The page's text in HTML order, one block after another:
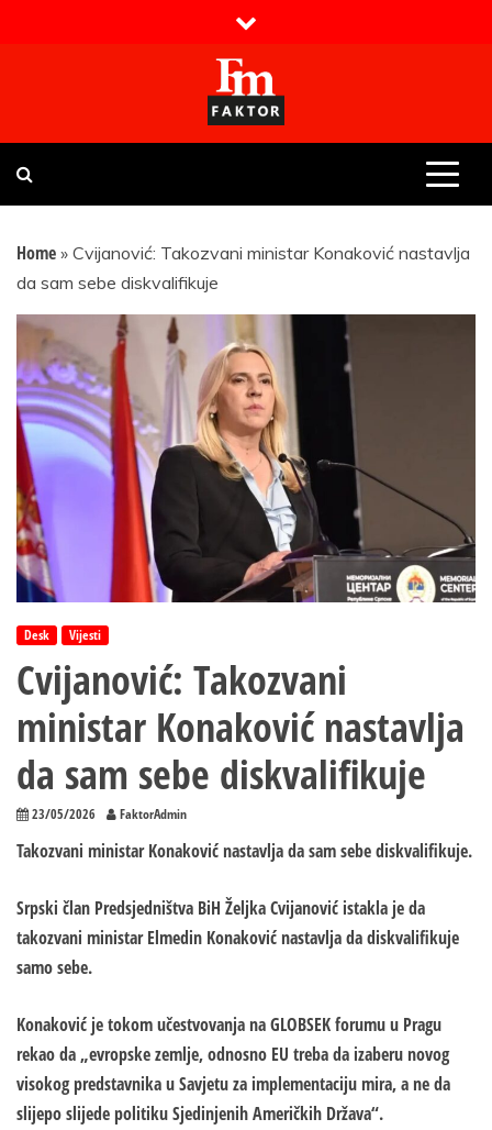
Faktor magazin
Uvijek presudan
Home » Cvijanović: Takozvani ministar Konaković nastavlja
da sam sebe diskvalifikuje
Desk Vijesti
Cvijanović: Takozvani
ministar Konaković nastavlja
da sam sebe diskvalifikuje
23/05/2026 FaktorAdmin
Takozvani ministar Konaković nastavlja da sam sebe diskvalifikuje.
Srpski član Predsjedništva BiH Željka Cvijanović istakla je da
takozvani ministar Elmedin Konaković nastavlja da diskvalifikuje
samo sebe.
Konaković je tokom učestvovanja na GLOBSEK forumu u Pragu
rekao da „evropske zemlje, odnosno EU treba da izaberu novog
visokog predstavnika u Savjetu za implementaciju mira, a ne da
slijepo slijede politiku Sjedinjenih Američkih Država“.